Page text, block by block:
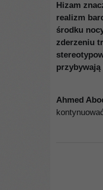
Hizam
realizm
środku
zderzeniu
przybywają
Ahmed